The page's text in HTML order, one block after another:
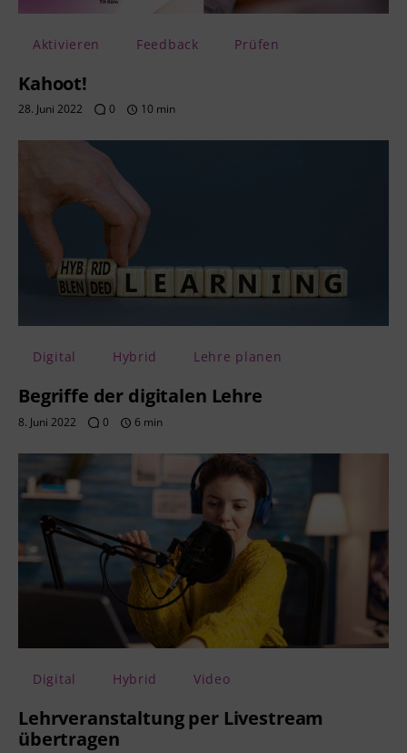
Aktivieren Feedback Prüfen
Kahoot!
28. Juni 2022 0 10 min
Digital Hybrid Lehre planen
Begriffe der digitalen Lehre
8. Juni 2022 0 6 min
Digital Hybrid Video
Lehrveranstaltung per Livestream
übertragen